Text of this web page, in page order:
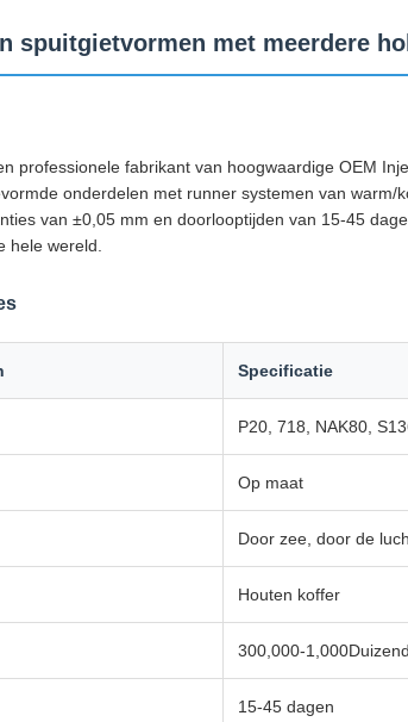
spuitgietvormen met meerdere
professionele fabrikant van hoogwaardige OEM
onderdelen met runner systemen van
van ±0,05 mm en doorlooptijden van 15-45
hele wereld.
Specificatie
P20, 718, NAK80,
Op maat
Door zee, door de
Houten koffer
300,000-
15-45 dagen